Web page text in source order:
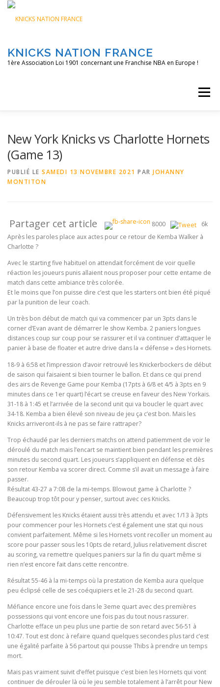
Aller
contenu
KNICKS NATION FRANCE
1ère Association Loi 1901 concernant une Franchise NBA en Europe !
Menu
New York Knicks vs Charlotte Hornets
(Game 13)
PUBLIÉ LE SAMEDI 13 NOVEMBRE 2021 PAR JOHANNY
MONTITON
Partager cet article 8000
6k
Après les paroles place aux actes pour ce retour de Kemba Walker à
Charlotte ?
Avec le starting five habituel on attendait forcément de voir quelle
réaction les joueurs punis allaient nous proposer pour cette entame de
match dans cette ambiance très colorée.
Et le moins que l’on puisse dire c’est que les starters ont bien été piqué
par la punition de leur coach.
Un très bon début de match qui va commencer par un 3pts dans le
corner d’Evan avant de démarrer le show Kemba. 2 paniers longues
distances coup sur coup pour se rassurer et il va continuer d’attaquer le
panier à base de floater et autre drive dans la « défense » des Hornets.
18-9 à 6:58 et l’impression d’avoir retrouvé les Knickerbockers de début
de saison qui faisaient si bien tourner le ballon. Et dans ce qui prend
des airs de Revenge Game pour Kemba (17pts à 6/8 et 4/5 à 3pts en 9
minutes dans ce 1er quart) l’écart se creuse en faveur des New Yorkais.
31-18 à 1:45 et l’arrivée de la second unit qui va boucler le quart avec
34-18. Kemba a bien élevé son niveau de jeu ça c’est bon. Mais les
Knicks arriveront-ils à ne pas se faire rattraper?
Trop échaudé par les derniers matchs on attend patiemment de voir le
déroulé du match mais l’encart se maintient bien pendant les premières
minutes du second quart. Les joueurs s’appliquent en défense et dès
son retour Kemba va scorer direct. Comme s’il avait un message à faire
passer.
Résultat 43-27 a 7:08 de la mi-temps. Blowout game à Charlotte ?
Beaucoup trop tôt pour y penser, surtout avec ces Knicks.
Défensivement les Knicks étaient aussi très attendu et avec 1/13 à 3pts
pour commencer pour les Hornets c’est également une stat qui nous
convient parfaitement. Même si les Hornets vont recoller un moment au
score pour passer sous les 10pts de retard, Julius relativement discret
au scoring, va remettre quelques paniers sur la fin du quart même si
rien n’est encore fait dans cette rencontre.
Résultat 55-46 à la mi-temps où la prestation de Kemba aura quelque
peu éclipsé celle de ses coéquipiers et le 21-28 du second quart.
Méfiance encore une fois dans le 3eme quart avec des premières
possessions qui vont encore une fois pas du tout nous rassurer.
Charlotte efface un peu plus une partie de son retard avec 56-51 à
10:47. Tout est donc à refaire quand quelques secondes plus tard c’est
une égalité parfaite à 56 partout qui pousse Thibs à prendre un temps
mort.
Mais pas vraiment suivit d’effet puisque c’est bien les Hornets qui vont
continuer de dérouler là où le jeu semble totalement à l’arrêt pour New